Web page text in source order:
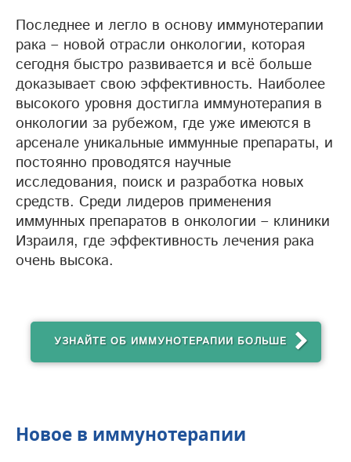
Последнее и легло в основу иммунотерапии
рака – новой отрасли онкологии, которая
сегодня быстро развивается и всё больше
доказывает свою эффективность. Наиболее
высокого уровня достигла иммунотерапия в
онкологии за рубежом, где уже имеются в
арсенале уникальные иммунные препараты, и
постоянно проводятся научные
исследования, поиск и разработка новых
средств. Среди лидеров применения
иммунных препаратов в онкологии – клиники
Израиля, где эффективность лечения рака
очень высока.
УЗНАЙТЕ ОБ ИММУНОТЕРАПИИ БОЛЬШЕ
Новое в иммунотерапии